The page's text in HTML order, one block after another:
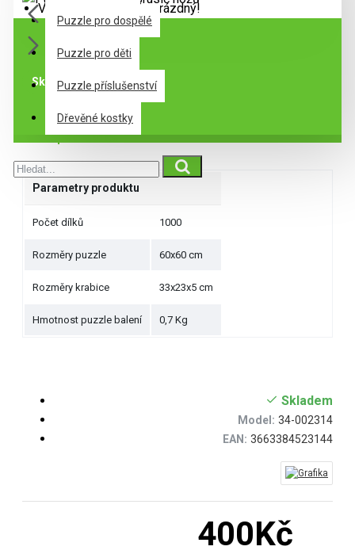
Puzzle pro dospělé
Puzzle pro děti
Puzzle příslušenství
Dřevěné kostky
Váš nákupní košík je prázdný!
Skladem
Specifikace
Parametry produktu
Počet dílků 1000
Rozměry puzzle 60x60 cm
Rozměry krabice 33x23x5 cm
Hmotnost puzzle balení 0,7 Kg
400Kč
Skladem
Model: 34-002314
EAN: 3663384523144